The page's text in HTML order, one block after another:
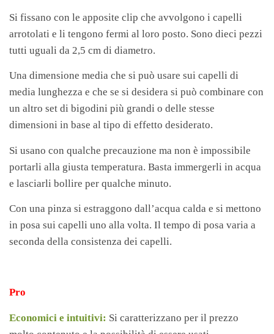
Si fissano con le apposite clip che avvolgono i capelli
arrotolati e li tengono fermi al loro posto. Sono dieci pezzi
tutti uguali da 2,5 cm di diametro.
Una dimensione media che si può usare sui capelli di
media lunghezza e che se si desidera si può combinare con
un altro set di bigodini più grandi o delle stesse
dimensioni in base al tipo di effetto desiderato.
Si usano con qualche precauzione ma non è impossibile
portarli alla giusta temperatura. Basta immergerli in acqua
e lasciarli bollire per qualche minuto.
Con una pinza si estraggono dall’acqua calda e si mettono
in posa sui capelli uno alla volta. Il tempo di posa varia a
seconda della consistenza dei capelli.
Pro
Economici e intuitivi: Si caratterizzano per il prezzo